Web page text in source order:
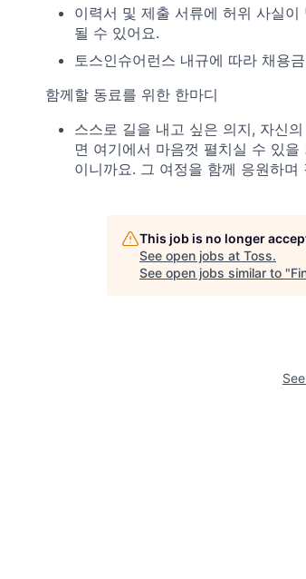
이력서 및 제출 서류에 허위 사실
될 수 있어요.
토스인슈어런스 내규에 따라 채용
함께할 동료를 위한 한마디
스스로 길을 내고 싶은 의지, 자신
면 여기에서 마음껏 펼치실 수 있
이니까요. 그 여정을 함께 응원하
This job is no longer
See open jobs at Toss.
See open jobs similar to "